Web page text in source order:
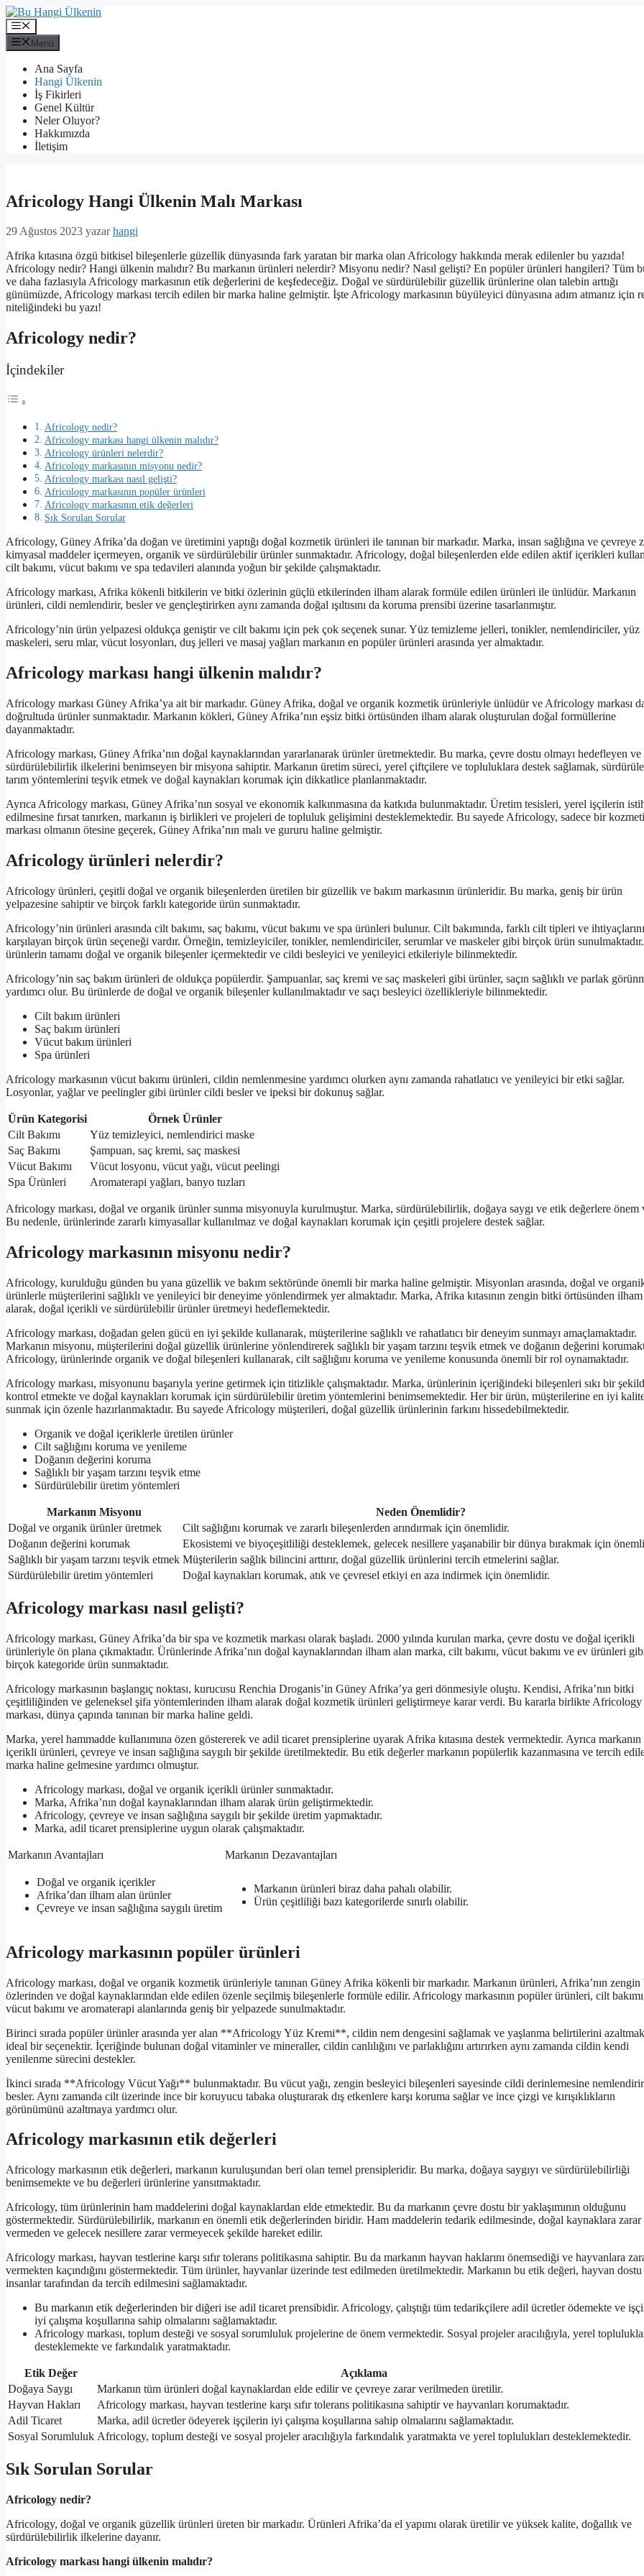
İçeriğe
atla
Menü
Menü
Ana Sayfa
Hangi Ülkenin
İş Fikirleri
Genel Kültür
Neler Oluyor?
Hakkımızda
İletişim
Africology Hangi Ülkenin Malı Markası
29 Ağustos 2023 yazarhangi
Afrika kıtasına özgü bitkisel bileşenlerle güzellik dünyasında fark yaratan bir marka olan Africology hakkında merak edilenler bu yazıda!
Africology nedir? Hangi ülkenin malıdır? Bu markanın ürünleri nelerdir? Misyonu nedir? Nasıl gelişti? En popüler ürünleri hangileri? Tüm
ve daha fazlasıyla Africology markasının etik değerlerini de keşfedeceğiz. Doğal ve sürdürülebilir güzellik ürünlerine olan talebin arttığı
günümüzde, Africology markası tercih edilen bir marka haline gelmiştir. İşte Africology markasının büyüleyici dünyasına adım atmanız için
niteliğindeki bu yazı!
Africology nedir?
İçindekiler
Africology nedir?
Africology markası hangi ülkenin malıdır?
Africology ürünleri nelerdir?
Africology markasının misyonu nedir?
Africology markası nasıl gelişti?
Africology markasının popüler ürünleri
Africology markasının etik değerleri
Sık Sorulan Sorular
Africology, Güney Afrika’da doğan ve üretimini yaptığı doğal kozmetik ürünleri ile tanınan bir markadır. Marka, insan sağlığına ve çevreye
kimyasal maddeler içermeyen, organik ve sürdürülebilir ürünler sunmaktadır. Africology, doğal bileşenlerden elde edilen aktif içerikleri
cilt bakımı, vücut bakımı ve spa tedavileri alanında yoğun bir şekilde çalışmaktadır.
Africology markası, Afrika kökenli bitkilerin ve bitki özlerinin güçlü etkilerinden ilham alarak formüle edilen ürünleri ile ünlüdür. Markanın
ürünleri, cildi nemlendirir, besler ve gençleştirirken aynı zamanda doğal ışıltısını da koruma prensibi üzerine tasarlanmıştır.
Africology’nin ürün yelpazesi oldukça geniştir ve cilt bakımı için pek çok seçenek sunar. Yüz temizleme jelleri, tonikler, nemlendiriciler, yüz
maskeleri, seru mlar, vücut losyonları, duş jelleri ve masaj yağları markanın en popüler ürünleri arasında yer almaktadır.
Africology markası hangi ülkenin malıdır?
Africology markası Güney Afrika’ya ait bir markadır. Güney Afrika, doğal ve organik kozmetik ürünleriyle ünlüdür ve Africology markası
doğrultuda ürünler sunmaktadır. Markanın kökleri, Güney Afrika’nın eşsiz bitki örtüsünden ilham alarak oluşturulan doğal formüllerine
dayanmaktadır.
Africology markası, Güney Afrika’nın doğal kaynaklarından yararlanarak ürünler üretmektedir. Bu marka, çevre dostu olmayı hedefleyen ve
sürdürülebilirlik ilkelerini benimseyen bir misyona sahiptir. Markanın üretim süreci, yerel çiftçilere ve topluluklara destek sağlamak,
tarım yöntemlerini teşvik etmek ve doğal kaynakları korumak için dikkatlice planlanmaktadır.
Ayrıca Africology markası, Güney Afrika’nın sosyal ve ekonomik kalkınmasına da katkıda bulunmaktadır. Üretim tesisleri, yerel işçilerin
edilmesine fırsat tanırken, markanın iş birlikleri ve projeleri de topluluk gelişimini desteklemektedir. Bu sayede Africology, sadece bir
markası olmanın ötesine geçerek, Güney Afrika’nın malı ve gururu haline gelmiştir.
Africology ürünleri nelerdir?
Africology ürünleri, çeşitli doğal ve organik bileşenlerden üretilen bir güzellik ve bakım markasının ürünleridir. Bu marka, geniş bir ürün
yelpazesine sahiptir ve birçok farklı kategoride ürün sunmaktadır.
Africology’nin ürünleri arasında cilt bakımı, saç bakımı, vücut bakımı ve spa ürünleri bulunur. Cilt bakımında, farklı cilt tipleri ve ihtiyaçlarını
karşılayan birçok ürün seçeneği vardır. Örneğin, temizleyiciler, tonikler, nemlendiriciler, serumlar ve maskeler gibi birçok ürün
ürünlerin tamamı doğal ve organik bileşenler içermektedir ve cildi besleyici ve yenileyici etkileriyle bilinmektedir.
Africology’nin saç bakım ürünleri de oldukça popülerdir. Şampuanlar, saç kremi ve saç maskeleri gibi ürünler, saçın sağlıklı ve parlak
yardımcı olur. Bu ürünlerde de doğal ve organik bileşenler kullanılmaktadır ve saçı besleyici özellikleriyle bilinmektedir.
Cilt bakım ürünleri
Saç bakım ürünleri
Vücut bakım ürünleri
Spa ürünleri
Africology markasının vücut bakımı ürünleri, cildin nemlenmesine yardımcı olurken aynı zamanda rahatlatıcı ve yenileyici bir etki sağlar.
Losyonlar, yağlar ve peelingler gibi ürünler cildi besler ve ipeksi bir dokunuş sağlar.
Ürün Kategorisi
Örnek Ürünler
Cilt Bakımı
Yüz temizleyici, nemlendirici maske
Saç Bakımı
Şampuan, saç kremi, saç maskesi
Vücut Bakımı
Vücut losyonu, vücut yağı, vücut peelingi
Spa Ürünleri
Aromaterapi yağları, banyo tuzları
Africology markası, doğal ve organik ürünler sunma misyonuyla kurulmuştur. Marka, sürdürülebilirlik, doğaya saygı ve etik değerlere önem
Bu nedenle, ürünlerinde zararlı kimyasallar kullanılmaz ve doğal kaynakları korumak için çeşitli projelere destek sağlar.
Africology markasının misyonu nedir?
Africology, kurulduğu günden bu yana güzellik ve bakım sektöründe önemli bir marka haline gelmiştir. Misyonları arasında, doğal ve
ürünlerle müşterilerini sağlıklı ve yenileyici bir deneyime yönlendirmek yer almaktadır. Marka, Afrika kıtasının zengin bitki örtüsünden ilham
alarak, doğal içerikli ve sürdürülebilir ürünler üretmeyi hedeflemektedir.
Africology markası, doğadan gelen gücü en iyi şekilde kullanarak, müşterilerine sağlıklı ve rahatlatıcı bir deneyim sunmayı amaçlamaktadır.
Markanın misyonu, müşterilerini doğal güzellik ürünlerine yönlendirerek sağlıklı bir yaşam tarzını teşvik etmek ve doğanın değerini
Africology, ürünlerinde organik ve doğal bileşenleri kullanarak, cilt sağlığını koruma ve yenileme konusunda önemli bir rol oynamaktadır.
Africology markası, misyonunu başarıyla yerine getirmek için titizlikle çalışmaktadır. Marka, ürünlerinin içeriğindeki bileşenleri sıkı bir
kontrol etmekte ve doğal kaynakları korumak için sürdürülebilir üretim yöntemlerini benimsemektedir. Her bir ürün, müşterilerine en iyi
sunmak için özenle hazırlanmaktadır. Bu sayede Africology müşterileri, doğal güzellik ürünlerinin farkını hissedebilmektedir.
Organik ve doğal içeriklerle üretilen ürünler
Cilt sağlığını koruma ve yenileme
Doğanın değerini koruma
Sağlıklı bir yaşam tarzını teşvik etme
Sürdürülebilir üretim yöntemleri
Markanın Misyonu
Neden Önemlidir?
Doğal ve organik ürünler üretmek
Cilt sağlığını korumak ve zararlı bileşenlerden arındırmak için önemlidir.
Doğanın değerini korumak
Ekosistemi ve biyoçeşitliliği desteklemek, gelecek nesillere yaşanabilir bir dünya bırakmak için
Sağlıklı bir yaşam tarzını teşvik etmek Müşterilerin sağlık bilincini arttırır, doğal güzellik ürünlerini tercih etmelerini sağlar.
Sürdürülebilir üretim yöntemleri
Doğal kaynakları korumak, atık ve çevresel etkiyi en aza indirmek için önemlidir.
Africology markası nasıl gelişti?
Africology markası, Güney Afrika’da bir spa ve kozmetik markası olarak başladı. 2000 yılında kurulan marka, çevre dostu ve doğal içerikli
ürünleriyle ön plana çıkmaktadır. Ürünlerinde Afrika’nın doğal kaynaklarından ilham alan marka, cilt bakımı, vücut bakımı ve ev ürünleri
birçok kategoride ürün sunmaktadır.
Africology markasının başlangıç noktası, kurucusu Renchia Droganis’in Güney Afrika’ya geri dönmesiyle oluştu. Kendisi, Afrika’nın bitki
çeşitliliğinden ve geleneksel şifa yöntemlerinden ilham alarak doğal kozmetik ürünleri geliştirmeye karar verdi. Bu kararla birlikte Africology
markası, dünya çapında tanınan bir marka haline geldi.
Marka, yerel hammadde kullanımına özen göstererek ve adil ticaret prensiplerine uyarak Afrika kıtasına destek vermektedir. Ayrıca markanın
içerikli ürünleri, çevreye ve insan sağlığına saygılı bir şekilde üretilmektedir. Bu etik değerler markanın popülerlik kazanmasına ve tercih
marka haline gelmesine yardımcı olmuştur.
Africology markası, doğal ve organik içerikli ürünler sunmaktadır.
Marka, Afrika’nın doğal kaynaklarından ilham alarak ürün geliştirmektedir.
Africology, çevreye ve insan sağlığına saygılı bir şekilde üretim yapmaktadır.
Marka, adil ticaret prensiplerine uygun olarak çalışmaktadır.
Markanın Avantajları Markanın Dezavantajları
Doğal ve organik içerikler
Afrika’dan ilham alan ürünler
Çevreye ve insan sağlığına saygılı üretim
Markanın ürünleri biraz daha pahalı olabilir.
Ürün çeşitliliği bazı kategorilerde sınırlı olabilir.
Africology markasının popüler ürünleri
Africology markası, doğal ve organik kozmetik ürünleriyle tanınan Güney Afrika kökenli bir markadır. Markanın ürünleri, Afrika’nın zengin
özlerinden ve doğal kaynaklarından elde edilen özenle seçilmiş bileşenlerle formüle edilir. Africology markasının popüler ürünleri, cilt
vücut bakımı ve aromaterapi alanlarında geniş bir yelpazede sunulmaktadır.
Birinci sırada popüler ürünler arasında yer alan **Africology Yüz Kremi**, cildin nem dengesini sağlamak ve yaşlanma belirtilerini
ideal bir seçenektir. İçeriğinde bulunan doğal vitaminler ve mineraller, cildin canlılığını ve parlaklığını artırırken aynı zamanda cildin kendi
yenilenme sürecini destekler.
İkinci sırada **Africology Vücut Yağı** bulunmaktadır. Bu vücut yağı, zengin besleyici bileşenleri sayesinde cildi derinlemesine
besler. Aynı zamanda cilt üzerinde ince bir koruyucu tabaka oluşturarak dış etkenlere karşı koruma sağlar ve ince çizgi ve kırışıklıkların
görünümünü azaltmaya yardımcı olur.
Africology markasının etik değerleri
Africology markasının etik değerleri, markanın kuruluşundan beri olan temel prensipleridir. Bu marka, doğaya saygıyı ve sürdürülebilirliği
benimsemekte ve bu değerleri ürünlerine yansıtmaktadır.
Africology, tüm ürünlerinin ham maddelerini doğal kaynaklardan elde etmektedir. Bu da markanın çevre dostu bir yaklaşımının olduğunu
göstermektedir. Sürdürülebilirlik, markanın en önemli etik değerlerinden biridir. Ham maddelerin tedarik edilmesinde, doğal kaynaklara zarar
vermeden ve gelecek nesillere zarar vermeyecek şekilde hareket edilir.
Africology markası, hayvan testlerine karşı sıfır tolerans politikasına sahiptir. Bu da markanın hayvan haklarını önemsediği ve hayvanlara
vermekten kaçındığını göstermektedir. Tüm ürünler, hayvanlar üzerinde test edilmeden üretilmektedir. Markanın bu etik değeri, hayvan
insanlar tarafından da tercih edilmesini sağlamaktadır.
Bu markanın etik değerlerinden bir diğeri ise adil ticaret prensibidir. Africology, çalıştığı tüm tedarikçilere adil ücretler ödemekte ve
iyi çalışma koşullarına sahip olmalarını sağlamaktadır.
Africology markası, toplum desteği ve sosyal sorumluluk projelerine de önem vermektedir. Sosyal projeler aracılığıyla, yerel
desteklemekte ve farkındalık yaratmaktadır.
Etik Değer
Açıklama
Doğaya Saygı
Markanın tüm ürünleri doğal kaynaklardan elde edilir ve çevreye zarar verilmeden üretilir.
Hayvan Hakları
Africology markası, hayvan testlerine karşı sıfır tolerans politikasına sahiptir ve hayvanları korumaktadır.
Adil Ticaret
Marka, adil ücretler ödeyerek işçilerin iyi çalışma koşullarına sahip olmalarını sağlamaktadır.
Sosyal Sorumluluk Africology, toplum desteği ve sosyal projeler aracılığıyla farkındalık yaratmakta ve yerel toplulukları desteklemektedir.
Sık Sorulan Sorular
Africology nedir?
Africology, doğal ve organik güzellik ürünleri üreten bir markadır. Ürünleri Afrika’da el yapımı olarak üretilir ve yüksek kalite, doğallık ve
sürdürülebilirlik ilkelerine dayanır.
Africology markası hangi ülkenin malıdır?